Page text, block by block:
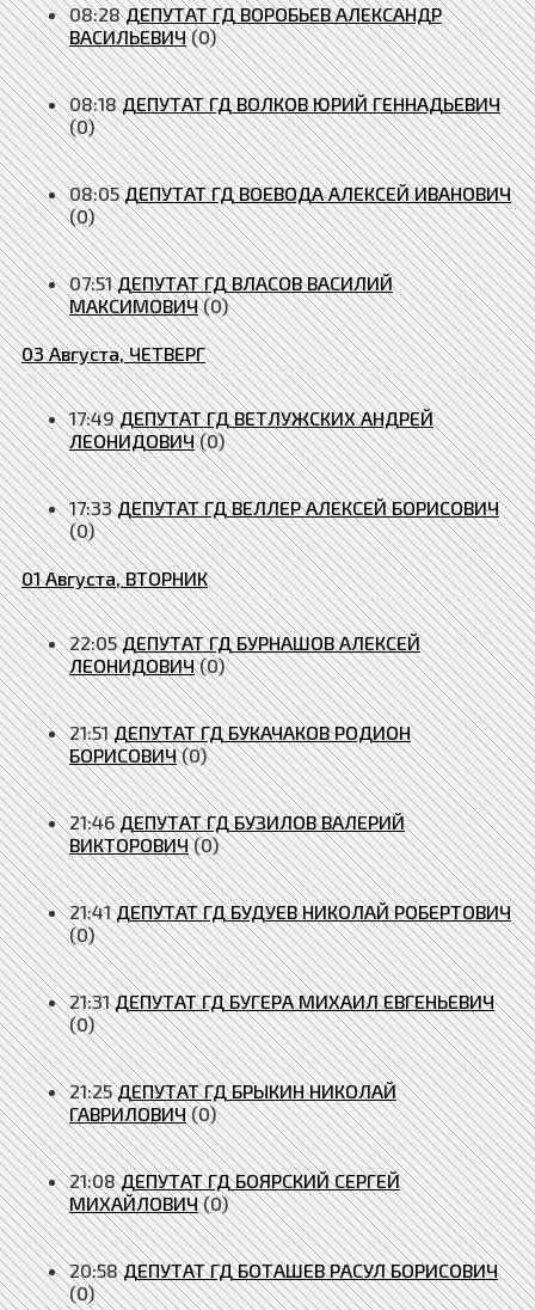
08:28 ДЕПУТАТ ГД ВОРОБЬЕВ АЛЕКСАНДР
ВАСИЛЬЕВИЧ (0)
08:18 ДЕПУТАТ ГД ВОЛКОВ ЮРИЙ ГЕННАДЬЕВИЧ
(0)
08:05 ДЕПУТАТ ГД ВОЕВОДА АЛЕКСЕЙ ИВАНОВИЧ
(0)
07:51 ДЕПУТАТ ГД ВЛАСОВ ВАСИЛИЙ
МАКСИМОВИЧ (0)
03 Августа, ЧЕТВЕРГ
17:49 ДЕПУТАТ ГД ВЕТЛУЖСКИХ АНДРЕЙ
ЛЕОНИДОВИЧ (0)
17:33 ДЕПУТАТ ГД ВЕЛЛЕР АЛЕКСЕЙ БОРИСОВИЧ
(0)
01 Августа, ВТОРНИК
22:05 ДЕПУТАТ ГД БУРНАШОВ АЛЕКСЕЙ
ЛЕОНИДОВИЧ (0)
21:51 ДЕПУТАТ ГД БУКАЧАКОВ РОДИОН
БОРИСОВИЧ (0)
21:46 ДЕПУТАТ ГД БУЗИЛОВ ВАЛЕРИЙ
ВИКТОРОВИЧ (0)
21:41 ДЕПУТАТ ГД БУДУЕВ НИКОЛАЙ РОБЕРТОВИЧ
(0)
21:31 ДЕПУТАТ ГД БУГЕРА МИХАИЛ ЕВГЕНЬЕВИЧ
(0)
21:25 ДЕПУТАТ ГД БРЫКИН НИКОЛАЙ
ГАВРИЛОВИЧ (0)
21:08 ДЕПУТАТ ГД БОЯРСКИЙ СЕРГЕЙ
МИХАЙЛОВИЧ (0)
20:58 ДЕПУТАТ ГД БОТАШЕВ РАСУЛ БОРИСОВИЧ
(0)